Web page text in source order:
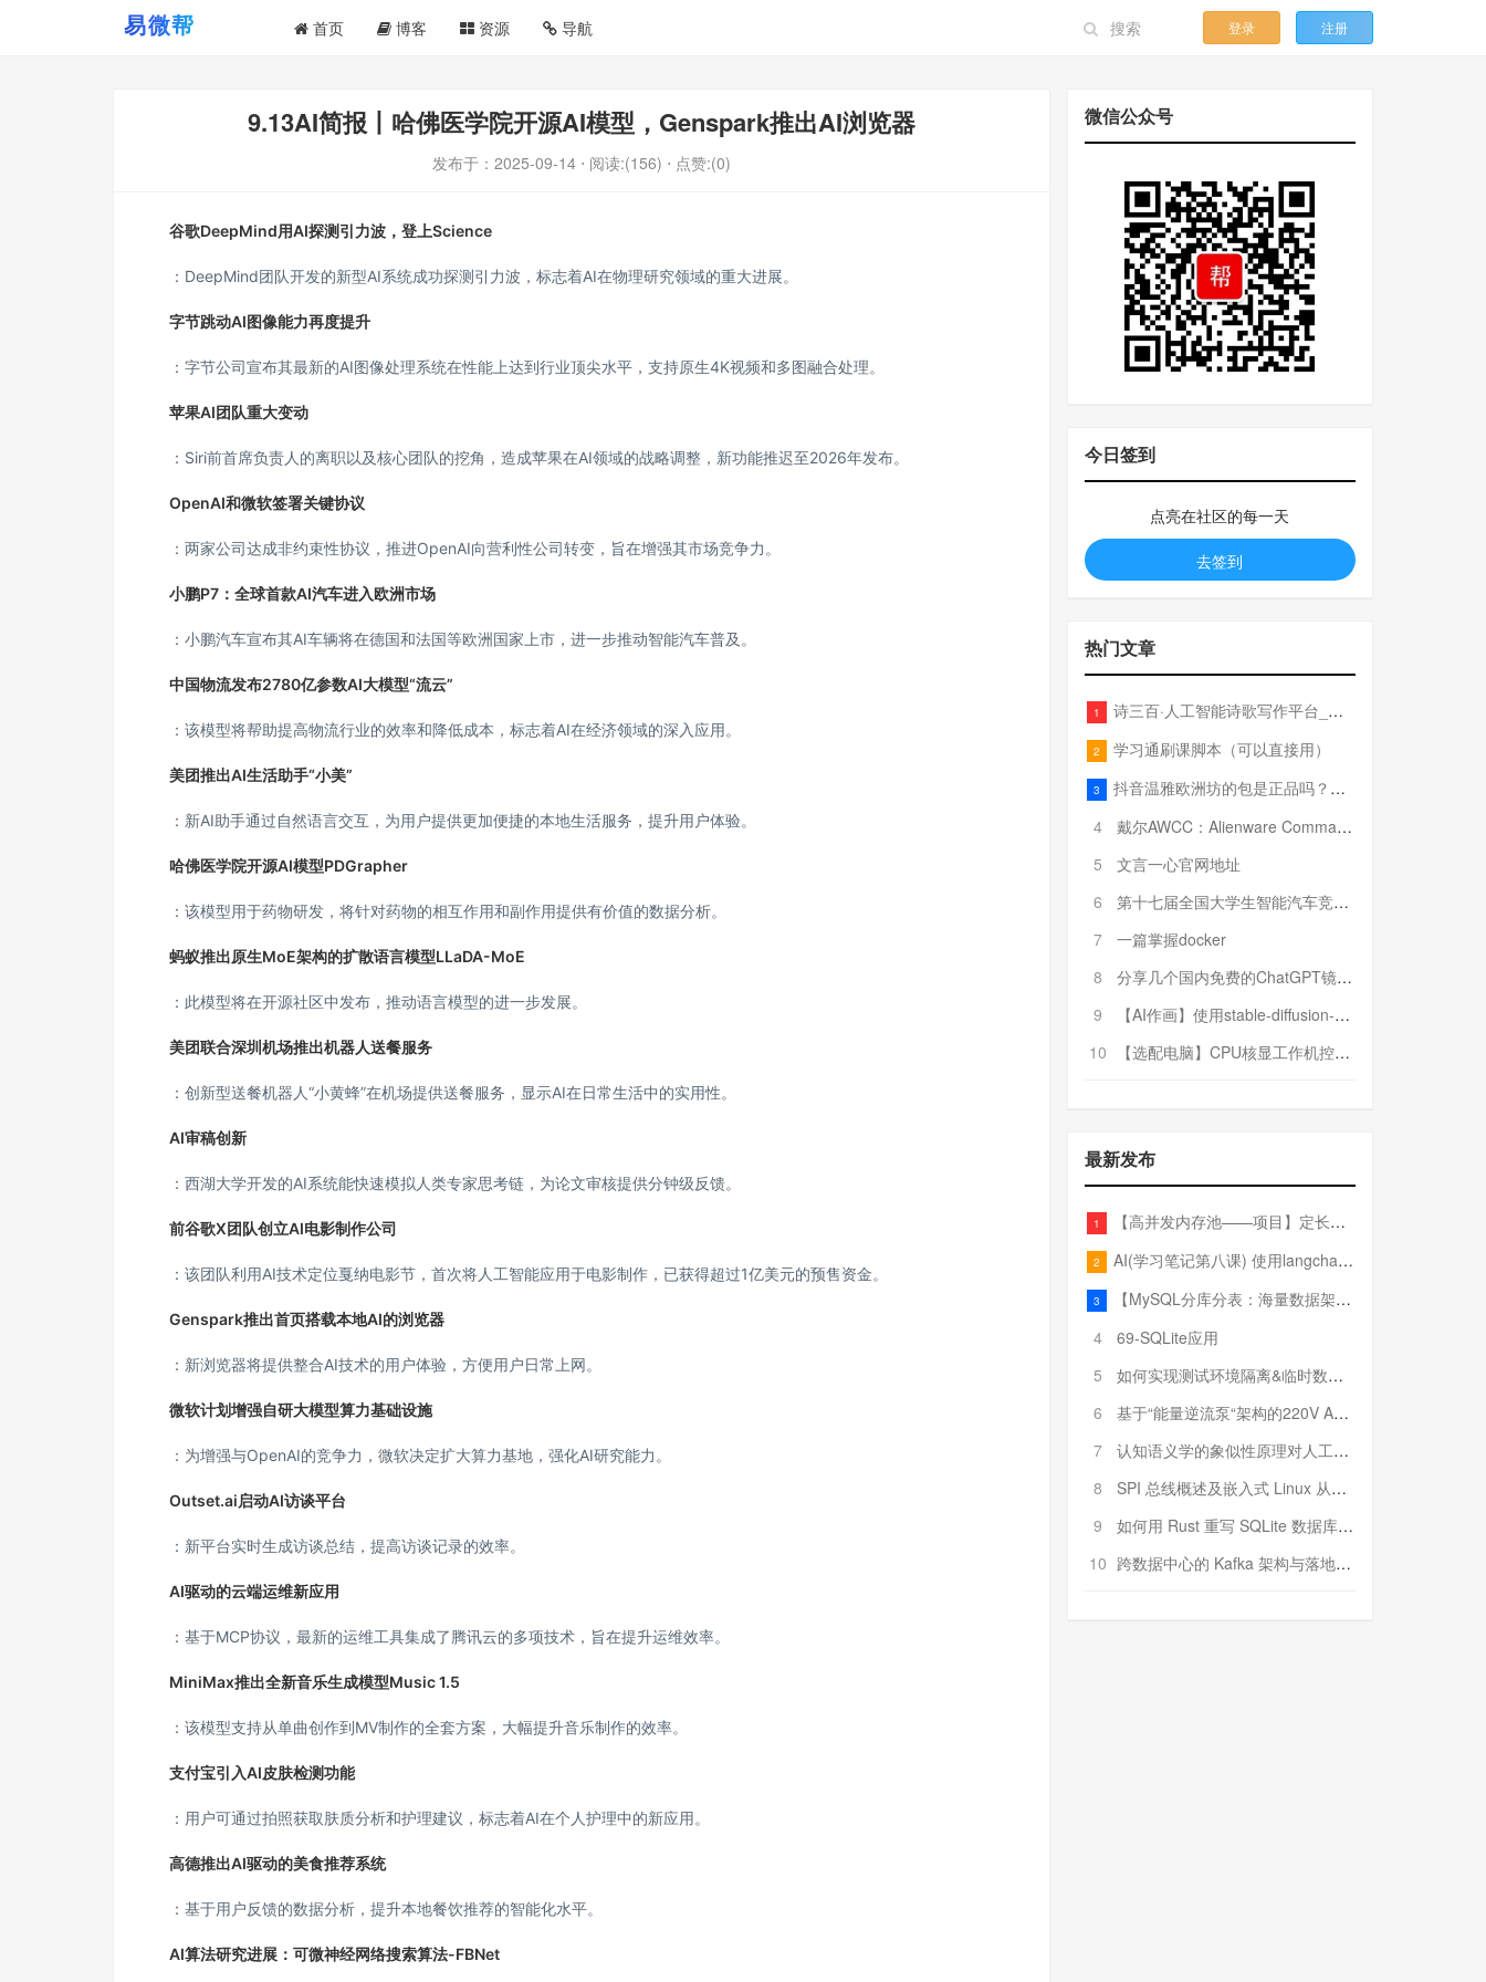
首页 博客 资源 导航 登录 注册
9.13AI简报丨哈佛医学院开源AI模型，Genspark推出AI浏览器
发布于： 2025-09-14 ⋅ 阅读:(156) ⋅ 点赞:(0)
谷歌DeepMind用AI探测引力波，登上Science
：DeepMind团队开发的新型AI系统成功探测引力波，标志着AI在物理研究领域的重大进展。
字节跳动AI图像能力再度提升
：字节公司宣布其最新的AI图像处理系统在性能上达到行业顶尖水平，支持原生4K视频和多图融合处理。
苹果AI团队重大变动
：Siri前首席负责人的离职以及核心团队的挖角，造成苹果在AI领域的战略调整，新功能推迟至2026年发布。
OpenAI和微软签署关键协议
：两家公司达成非约束性协议，推进OpenAI向营利性公司转变，旨在增强其市场竞争力。
小鹏P7：全球首款AI汽车进入欧洲市场
：小鹏汽车宣布其AI车辆将在德国和法国等欧洲国家上市，进一步推动智能汽车普及。
中国物流发布2780亿参数AI大模型“流云”
：该模型将帮助提高物流行业的效率和降低成本，标志着AI在经济领域的深入应用。
美团推出AI生活助手“小美”
：新AI助手通过自然语言交互，为用户提供更加便捷的本地生活服务，提升用户体验。
哈佛医学院开源AI模型PDGrapher
：该模型用于药物研发，将针对药物的相互作用和副作用提供有价值的数据分析。
蚂蚁推出原生MoE架构的扩散语言模型LLaDA-MoE
：此模型将在开源社区中发布，推动语言模型的进一步发展。
美团联合深圳机场推出机器人送餐服务
：创新型送餐机器人“小黄蜂”在机场提供送餐服务，显示AI在日常生活中的实用性。
AI审稿创新
：西湖大学开发的AI系统能快速模拟人类专家思考链，为论文审核提供分钟级反馈。
前谷歌X团队创立AI电影制作公司
：该团队利用AI技术定位戛纳电影节，首次将人工智能应用于电影制作，已获得超过1亿美元的预售资金。
Genspark推出首页搭载本地AI的浏览器
：新浏览器将提供整合AI技术的用户体验，方便用户日常上网。
微软计划增强自研大模型算力基础设施
：为增强与OpenAI的竞争力，微软决定扩大算力基地，强化AI研究能力。
Outset.ai启动AI访谈平台
：新平台实时生成访谈总结，提高访谈记录的效率。
AI驱动的云端运维新应用
：基于MCP协议，最新的运维工具集成了腾讯云的多项技术，旨在提升运维效率。
MiniMax推出全新音乐生成模型Music 1.5
：该模型支持从单曲创作到MV制作的全套方案，大幅提升音乐制作的效率。
支付宝引入AI皮肤检测功能
：用户可通过拍照获取肤质分析和护理建议，标志着AI在个人护理中的新应用。
高德推出AI驱动的美食推荐系统
：基于用户反馈的数据分析，提升本地餐饮推荐的智能化水平。
AI算法研究进展：可微神经网络搜索算法-FBNet
微信公众号
今日签到
点亮在社区的每一天
去签到
热门文章
1 诗三百·人工智能诗歌写作平台_在线作诗机_藏头诗生成器_电脑对联_姓名作诗
2 学习通刷课脚本（可以直接用）
3
抖音温雅欧洲坊的包是正品吗？温雅卖的包为啥那么便宜？
4
戴尔AWCC：Alienware Command Center 故障排除方法，里面附有超全详解呦，快来快来，欢迎观看~
5
文言一心官网地址
6
第十七届全国大学生智能汽车竞赛全国总决赛参赛队伍奖项公告
7
一篇掌握docker
8
分享几个国内免费的ChatGPT镜像网址(亲测有效-4月25日更新)
9
【AI作画】使用stable-diffusion-webui搭建AI作画平台
10
【选配电脑】CPU核显工作机控制预算5000
最新发布
1 【高并发内存池——项目】定长内存池——开胃小菜
2 AI(学习笔记第八课) 使用langchain的embedding models
3
【MySQL分库分表：海量数据架构的终极解决方案】
4
69-SQLite应用
5
如何实现测试环境隔离&临时数据库（pytest+SQLite）
6
基于“能量逆流泵“架构的220V AC至20V DC 300W高效电源设计
7
认知语义学的象似性原理对人工智能自然语言处理深层语义分析的影响与启示
8
SPI 总线概述及嵌入式 Linux 从属 SPI 设备驱动程序开发（第二部分，实践）
9
如何用 Rust 重写 SQLite 数据库（二）:是否有市场空间？
10 跨数据中心的 Kafka 架构与落地实战